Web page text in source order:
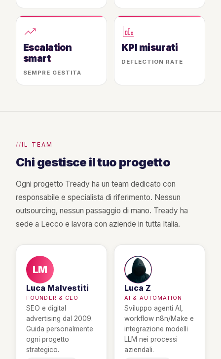
Escalation
smart
SEMPRE GESTITA
KPI misurati
DEFLECTION RATE
IL TEAM
Chi gestisce il tuo progetto
Ogni progetto Tready ha un team dedicato con
responsabile e specialista di riferimento. Nessun
outsourcing, nessun passaggio di mano. Tready ha
sede a Lecco e lavora con aziende in tutta Italia.
LM
Luca Malvestiti
FOUNDER & CEO
SEO e digital
advertising dal 2009.
Guida personalmente
ogni progetto
strategico.
Luca Z
AI & AUTOMATION
Sviluppo agenti AI,
workflow n8n/Make e
integrazione modelli
LLM nei processi
aziendali.